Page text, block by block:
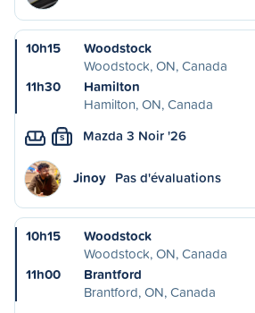
10h15
Woodstock
Woodstock, ON, Canada
11h30
Hamilton
Hamilton, ON, Canada
S Mazda 3 Noir '26
Jinoy Pas d'évaluations
10h15
Woodstock
Woodstock, ON, Canada
11h00
Brantford
Brantford, ON, Canada